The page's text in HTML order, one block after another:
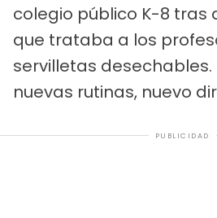
colegio público K-8 tras
que trataba a los
servilletas desechables.
nuevas rutinas, nuevo
PUBLICIDAD